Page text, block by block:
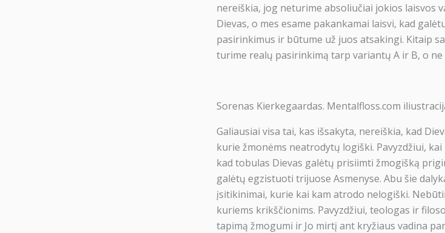
nereiškia, jog neturime absoliučiai jokios laisvos
Dievas, o mes esame pakankamai laisvi, kad
pasirinkimus ir būtume už juos atsakingi. Kitaip
turime realų pasirinkimą tarp variantų A ir B, o ne
Sorenas Kierkegaardas. Mentalfloss.com
Galiausiai visa tai, kas išsakyta, nereiškia, kad
kurie žmonėms neatrodytų logiški. Pavyzdžiui,
kad tobulas Dievas galėtų prisiimti žmogišką
galėtų egzistuoti trijuose Asmenyse. Abu šie
įsitikinimai, kurie kai kam atrodo nelogiški.
kuriems krikščionims. Pavyzdžiui, teologas ir
tapimą žmogumi ir Jo mirtį ant kryžiaus vadina
Patinka, ką darome?